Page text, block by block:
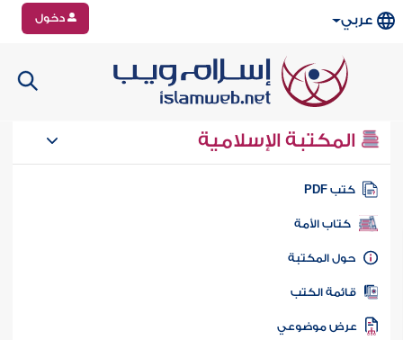
عربي دخول
المكتبة الإسلامية
كتب PDF
كتاب الأمة
المكتبة
الكتب